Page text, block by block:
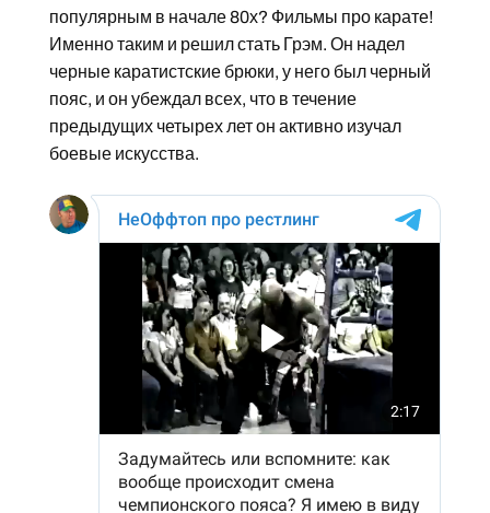
популярным в начале 80х? Фильмы про карате!
Именно таким и решил стать Грэм. Он надел
черные каратистские брюки, у него был черный
пояс, и он убеждал всех, что в течение
предыдущих четырех лет он активно изучал
боевые искусства.